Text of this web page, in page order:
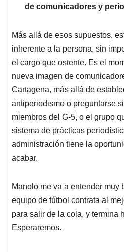
de comunicadores y
Más allá de esos supuestos,
inherente a la persona, sin
el cargo que ostente. Es el
nueva imagen de
Cartagena, más allá de
antiperiodismo o preguntarse
miembros del G-5, o el grupo
sistema de prácticas
administración tiene la
acabar.
Manolo me va a entender muy
equipo de fútbol contrata al
para salir de la cola, y termina
Esperaremos.